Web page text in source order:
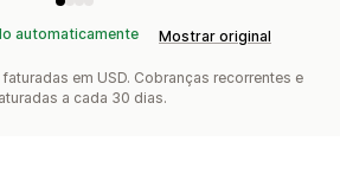
automaticamente Mostrar original
em USD. Cobranças recorrentes e
a cada 30 dias.